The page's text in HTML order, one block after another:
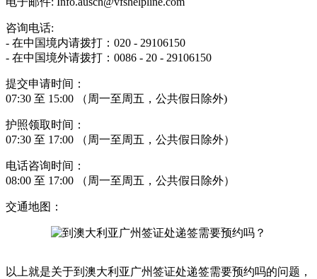
咨询电话:
- 在中国境内请拨打：020 - 29106150
- 在中国境外请拨打：0086 - 20 - 29106150
提交申请时间：
07:30 至 15:00 （周一至周五，公共假日除外)
护照领取时间：
07:30 至 17:00 （周一至周五，公共假日除外）
电话咨询时间：
08:00 至 17:00 （周一至周五，公共假日除外）
交通地图：
以上就是关于到澳大利亚广州签证处递签需要预约吗的问题，